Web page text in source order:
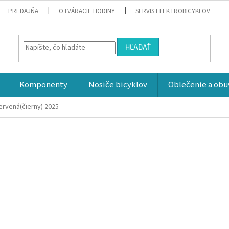
PREDAJŇA OTVÁRACIE HODINY SERVIS ELEKTROBICYKLOV
HĽADAŤ
Komponenty Nosiče bicyklov Oblečenie a
2025